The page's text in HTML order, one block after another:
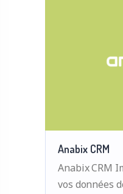
Anabix CRM
Anabix CRM
vos données